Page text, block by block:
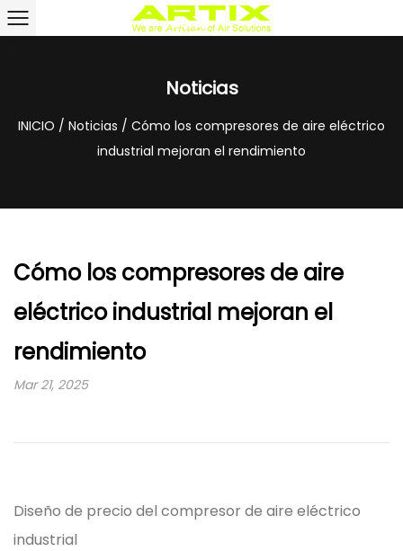
Noticias
INICIO / Noticias / Cómo los compresores de aire eléctrico
industrial mejoran el rendimiento
Cómo los compresores de aire
eléctrico industrial mejoran el
rendimiento
Mar 21, 2025
Diseño de precio del compresor de aire eléctrico
industrial